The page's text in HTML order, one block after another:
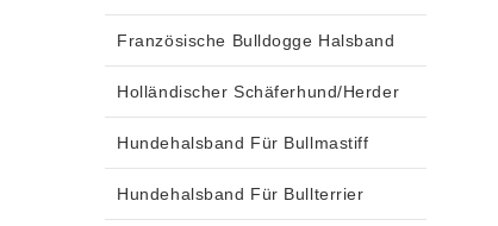
Französische Bulldogge Halsband
Holländischer Schäferhund/Herder
Hundehalsband Für Bullmastiff
Hundehalsband Für Bullterrier